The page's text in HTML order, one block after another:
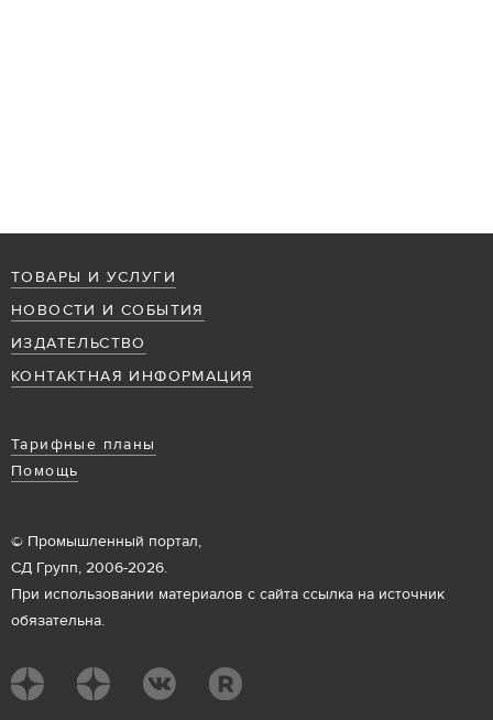
ТОВАРЫ И УСЛУГИ
НОВОСТИ И СОБЫТИЯ
ИЗДАТЕЛЬСТВО
КОНТАКТНАЯ ИНФОРМАЦИЯ
Тарифные планы
Помощь
© Промышленный портал,
СД Групп, 2006-2026.
При использовании материалов с сайта ссылка на источник
обязательна.